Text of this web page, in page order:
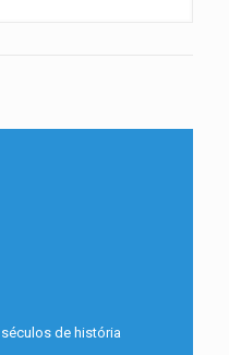
de história